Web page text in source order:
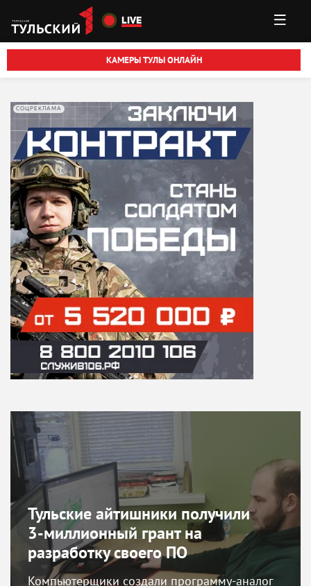
Перейти к основному содержанию
LIVE
КАМЕРЫ ТУЛЫ ОНЛАЙН
СОЦРЕКЛАМА
Тульские айтишники получили
3-миллионный грант на
разработку своего ПО
Компьютерщики создали программу-аналог